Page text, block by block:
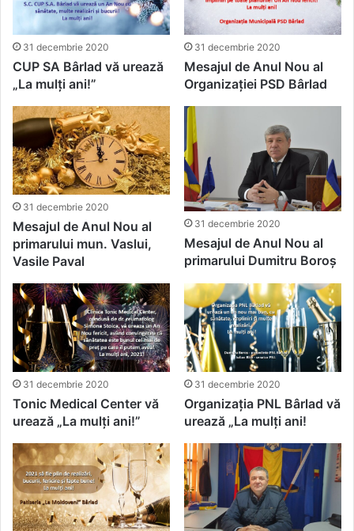
31 decembrie 2020
CUP SA Bârlad vă urează
„La mulți ani!”
31 decembrie 2020
Mesajul de Anul Nou al
Organizației PSD Bârlad
31 decembrie 2020
Mesajul de Anul Nou al
primarului mun. Vaslui,
Vasile Paval
31 decembrie 2020
Mesajul de Anul Nou al
primarului Dumitru Boroș
31 decembrie 2020
Tonic Medical Center vă
urează „La mulți ani!”
31 decembrie 2020
Organizația PNL Bârlad vă
urează „La mulți ani!